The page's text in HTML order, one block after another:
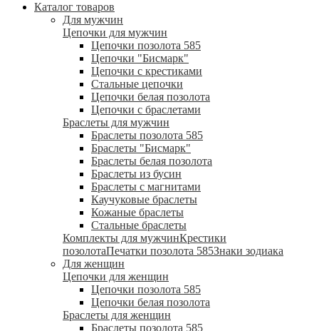
Каталог товаров
Для мужчин
Цепочки для мужчин
Цепочки позолота 585
Цепочки "Бисмарк"
Цепочки с крестиками
Стальные цепочки
Цепочки белая позолота
Цепочки с браслетами
Браслеты для мужчин
Браслеты позолота 585
Браслеты "Бисмарк"
Браслеты белая позолота
Браслеты из бусин
Браслеты с магнитами
Каучуковые браслеты
Кожаные браслеты
Стальные браслеты
Комплекты для мужчинКрестики
позолотаПечатки позолота 585Знаки зодиака
Для женщин
Цепочки для женщин
Цепочки позолота 585
Цепочки белая позолота
Браслеты для женщин
Браслеты позолота 585